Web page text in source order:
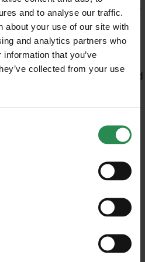
and to analyse our traffic.
about your use of our site with
and analytics partners who
that you’ve
collected from your use
tutte le sue parti (cornea,
sono presenti in tutti i
attrezzature, macchine
l'emissione di radiazioni
lunghezza d'onda da 100
si possono inserire ad
resine, ricerca difetti,
per teatri di posa, studi
estetici;
MadeHSE
in ambito tecnico